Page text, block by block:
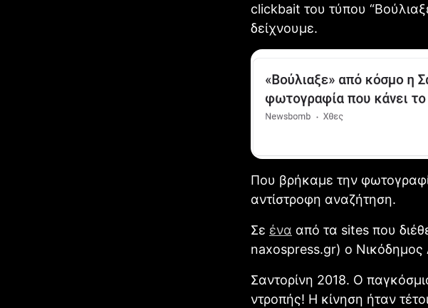
clickbait του τύπου
δείχνουμε.
Που βρήκαμε την
αντίστροφη αναζήτηση.
Σε ένα από τα sites που
naxospress.gr) ο Νικόδημος
Σαντορίνη 2018. Ο
ντροπής! Η κίνηση ήταν